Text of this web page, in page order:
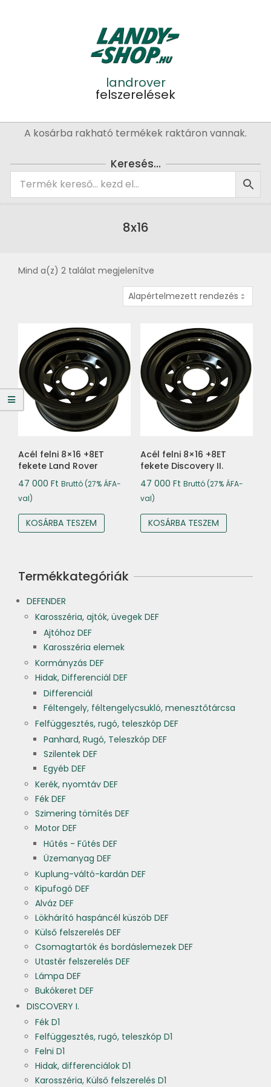
landrover
felszerelések
PrimaryA kosárba rakható termékek raktáron vannak.
Keresés…
8x16
Mind a(z) 2 találat megjelenítve
Acél felni 8×16 +8ET
fekete Land Rover
47 000 Ft Bruttó (27% ÁFA-
val)
KOSÁRBA TESZEM
Acél felni 8×16 +8ET
fekete Discovery II.
47 000 Ft Bruttó (27% ÁFA-
val)
KOSÁRBA TESZEM
Termékkategóriák
DEFENDER
Karosszéria, ajtók, üvegek DEF
Ajtóhoz DEF
Karosszéria elemek
Kormányzás DEF
Hidak, Differenciál DEF
Differenciál
Féltengely, féltengelycsukló, menesztőtárcsa
Felfüggesztés, rugó, teleszkóp DEF
Panhard, Rugó, Teleszkóp DEF
Szilentek DEF
Egyéb DEF
Kerék, nyomtáv DEF
Fék DEF
Szimering tömítés DEF
Motor DEF
Hűtés - Fűtés DEF
Üzemanyag DEF
Kuplung-váltó-kardán DEF
Kipufogó DEF
Alváz DEF
Lökhárító haspáncél küszöb DEF
Külső felszerelés DEF
Csomagtartók és bordáslemezek DEF
Utastér felszerelés DEF
Lámpa DEF
Bukókeret DEF
DISCOVERY I.
Fék D1
Felfüggesztés, rugó, teleszkóp D1
Felni D1
Hidak, differenciálok D1
Karosszéria, Külső felszerelés D1